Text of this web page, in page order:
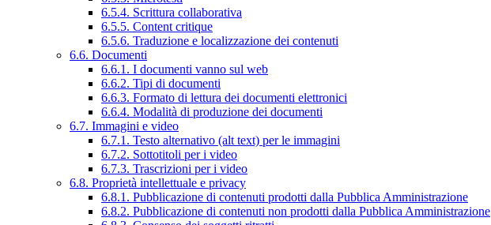
6.5.4. Scrittura collaborativa
6.5.5. Content critique
6.5.6. Traduzione e localizzazione dei contenuti
6.6. Documenti
6.6.1. I documenti vanno sul web
6.6.2. Tipi di documenti
6.6.3. Formato di lettura dei documenti elettronici
6.6.4. Modalità di produzione dei documenti
6.7. Immagini e video
6.7.1. Testo alternativo (alt text) per le immagini
6.7.2. Sottotitoli per i video
6.7.3. Trascrizioni per i video
6.8. Proprietà intellettuale e privacy
6.8.1. Pubblicazione di contenuti prodotti dalla Pubblica Amministrazione
6.8.2. Pubblicazione di contenuti non prodotti dalla Pubblica Amministrazione